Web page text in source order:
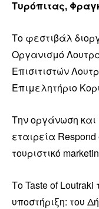
Τυρόπιτας,
Το φεστιβάλ
Οργανισμό
Επισιτιστών
Επιμελητήριο
Την οργάνωση
εταιρεία
τουριστικό
Το Taste of Loutraki
υποστήριξη: του